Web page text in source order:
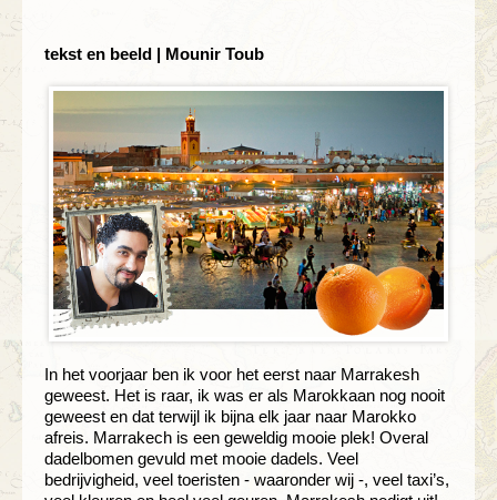
tekst en beeld | Mounir Toub
In het voorjaar ben ik voor het eerst naar Marrakesh
geweest. Het is raar, ik was er als Marokkaan nog nooit
geweest en dat terwijl ik bijna elk jaar naar Marokko
afreis. Marrakech is een geweldig mooie plek! Overal
dadelbomen gevuld met mooie dadels. Veel
bedrijvigheid, veel toeristen - waaronder wij -, veel taxi’s,